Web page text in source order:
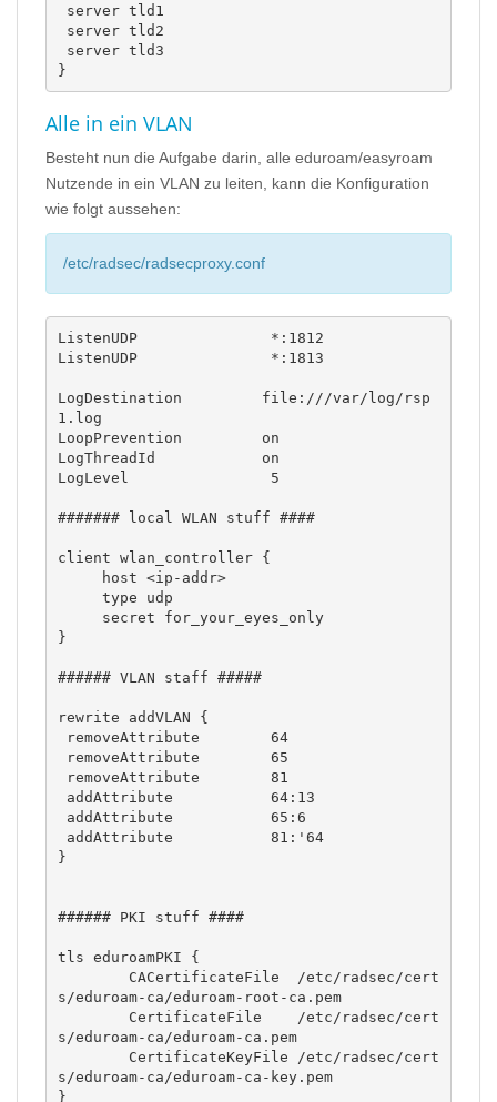
}
Alle in ein VLAN
Besteht nun die Aufgabe darin, alle eduroam/easyroam
Nutzende in ein VLAN zu leiten, kann die Konfiguration
wie folgt aussehen:
/etc/radsec/radsecproxy.conf
ListenUDP               *:1812
ListenUDP               *:1813
LogDestination         file:///var/log/rsp
1.log
LoopPrevention         on
LogThreadId            on
LogLevel                5
####### local WLAN stuff ####
client wlan_controller {
}
###### VLAN staff #####
rewrite addVLAN {
}
###### PKI stuff ####
tls eduroamPKI {
s/eduroam-ca/eduroam-root-ca.pem
s/eduroam-ca/eduroam-ca.pem
s/eduroam-ca/eduroam-ca-key.pem
}